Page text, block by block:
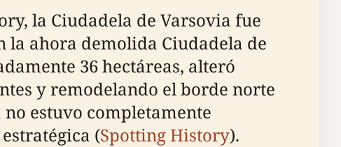
la Ciudadela de Varsovia fue
la ahora demolida Ciudadela de
36 hectáreas, alteró
y remodelando el borde norte
estuvo completamente
(Spotting History).